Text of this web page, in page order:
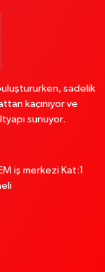
sadelik
kaçınıyor ve
sunuyor.
iş merkezi Kat:1